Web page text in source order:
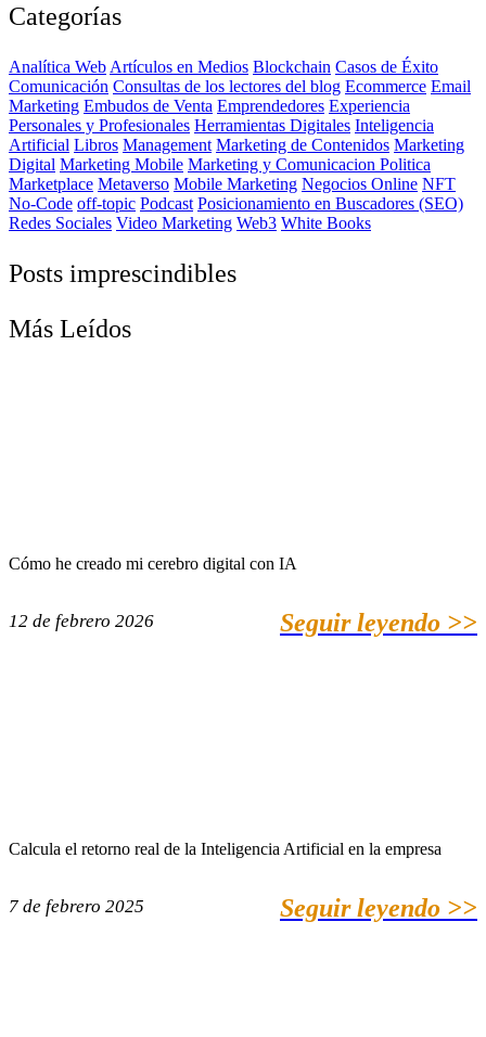
Categorías
Analítica Web Artículos en Medios Blockchain Casos de Éxito
Comunicación Consultas de los lectores del blog Ecommerce Email
Marketing Embudos de Venta Emprendedores Experiencia
Personales y Profesionales Herramientas Digitales Inteligencia
Artificial Libros Management Marketing de Contenidos Marketing
Digital Marketing Mobile Marketing y Comunicacion Politica
Marketplace Metaverso Mobile Marketing Negocios Online NFT
No-Code off-topic Podcast Posicionamiento en Buscadores (SEO)
Redes Sociales Video Marketing Web3 White Books
Posts imprescindibles
Más Leídos
Cómo he creado mi cerebro digital con IA
12 de febrero 2026 Seguir leyendo >>
Calcula el retorno real de la Inteligencia Artificial en la empresa
7 de febrero 2025 Seguir leyendo >>